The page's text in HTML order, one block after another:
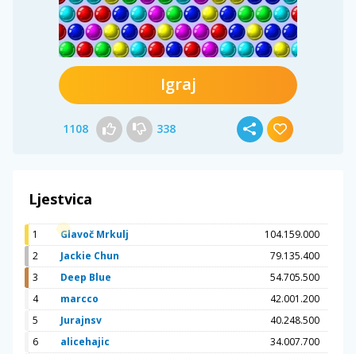
Igraj
1108 338
Ljestvica
1 Glavoč Mrkulj
104.159.000
2
Jackie Chun
79.135.400
3
Deep Blue
54.705.500
4
marcco
42.001.200
5
Jurajnsv
40.248.500
6
alicehajic
34.007.700